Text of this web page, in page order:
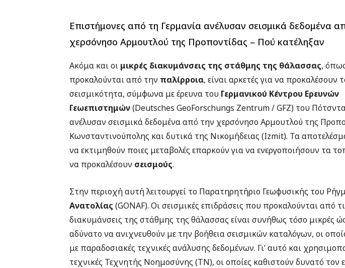
Επιστήμονες από τη Γερμανία ανέλυσαν σεισμικά δεδομένα
χερσόνησο Αρμουτλού της Προποντίδας – Πού κατέληξαν
Ακόμα και οι μικρές διακυμάνσεις της στάθμης της θάλασσας,
προκαλούνται από την παλίρροια, είναι αρκετές για να προκαλέσουν
σεισμικότητα, σύμφωνα με έρευνα του Γερμανικού Κέντρου Ερευνών
Γεωεπιστημών(Deutsches GeoForschungs Zentrum / GFZ) του
ανέλυσαν σεισμικά δεδομένα από την χερσόνησο Αρμουτλού της
Κωνσταντινούπολης και δυτικά της Νικομήδειας (Izmit). Τα
να εκτιμηθούν ποιες μεταβολές επαρκούν για να ενεργοποιήσουν τα
να προκαλέσουν σεισμούς.
Στην περιοχή αυτή λειτουργεί το Παρατηρητήριο Γεωφυσικής του
Ανατολίας (GONAF). Οι σεισμικές επιδράσεις που προκαλούνται από
διακυμάνσεις της στάθμης της θάλασσας είναι συνήθως τόσο μικρές
αδύνατο να ανιχνευθούν με την βοήθεια σεισμικών καταλόγων, οι
με παραδοσιακές τεχνικές ανάλυσης δεδομένων. Γι’ αυτό και
τεχνικές Τεχνητής Νοημοσύνης (ΤΝ), οι οποίες καθιστούν δυνατό τον